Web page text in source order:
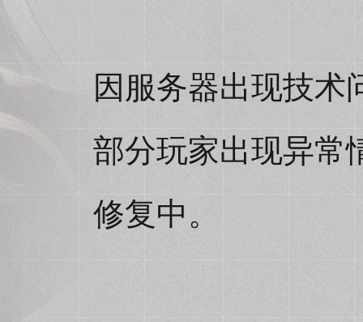
因服务器出现技术
部分玩家出现异常
修复中。